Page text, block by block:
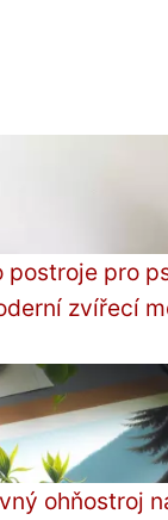
postroje pro
zvířecí
ohňostroj